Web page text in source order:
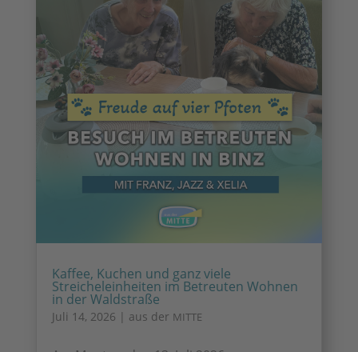
Kaffee, Kuchen und ganz viele
Streicheleinheiten im Betreuten Wohnen
in der Waldstraße
Juli 14, 2026 | aus der MITTE